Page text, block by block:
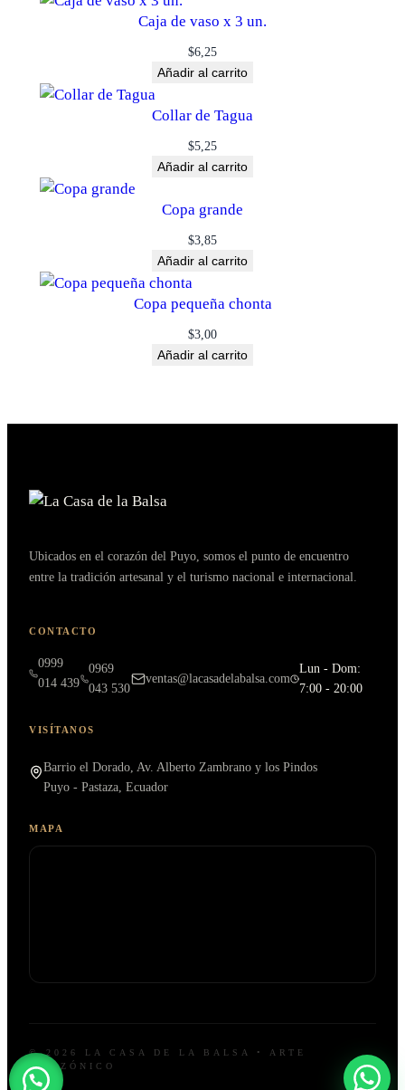
Caja de vaso x 3 un.
$6,25
Añadir al carrito
Collar de Tagua
$5,25
Añadir al carrito
Copa grande
$3,85
Añadir al carrito
Copa pequeña chonta
$3,00
Añadir al carrito
Ubicados en el corazón del Puyo, somos el punto de encuentro
entre la tradición artesanal y el turismo nacional e internacional.
CONTACTO
0999
014 439
0969
043 530
ventas@lacasadelabalsa.com
Lun - Dom:
7:00 - 20:00
VISÍTANOS
Barrio el Dorado, Av. Alberto Zambrano y los Pindos
Puyo - Pastaza, Ecuador
MAPA
© 2026 LA CASA DE LA BALSA • ARTE
AMAZÓNICO